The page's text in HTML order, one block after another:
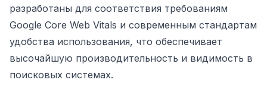
разработаны для соответствия требованиям
Google Core Web Vitals и современным стандартам
удобства использования, что обеспечивает
высочайшую производительность и видимость в
поисковых системах.